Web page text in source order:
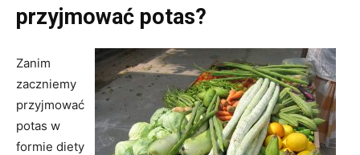
przyjmować potas?
Zanim
zaczniemy
przyjmować
potas w
formie diety